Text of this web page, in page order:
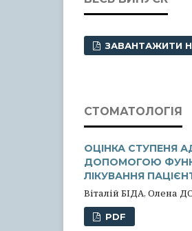
ЗАВАНТАЖИТИ
СТОМАТОЛОГІЯ
ОЦІНКА СТУПЕНЯ
ДОПОМОГОЮ
ЛІКУВАННЯ
Віталій БІДА,
PDF